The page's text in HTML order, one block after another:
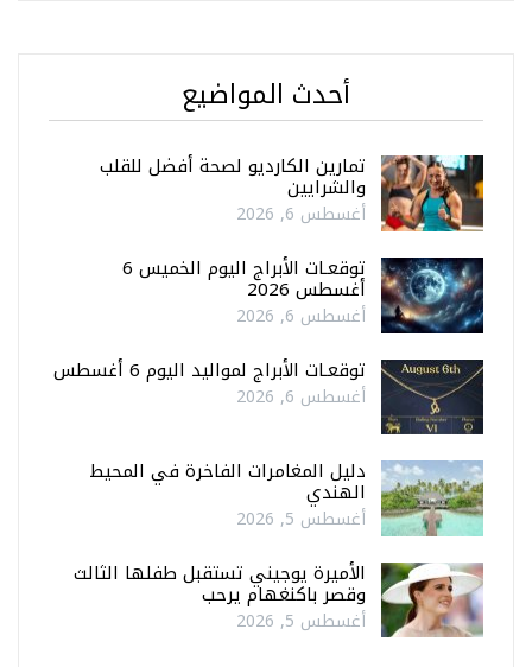
أحدث المواضيع
تمارين الكارديو لصحة أفضل للقلب
والشرايين
أغسطس 6, 2026
توقعـات الأبراج اليوم الخميس 6
أغسطس 2026
أغسطس 6, 2026
توقعـات الأبراج لمواليد اليوم 6 أغسطس
أغسطس 6, 2026
دليل المغامرات الفاخرة في المحيط
الهندي
أغسطس 5, 2026
الأميرة يوجيني تستقبل طفلها الثالث
وقصر باكنغهام يرحب
أغسطس 5, 2026